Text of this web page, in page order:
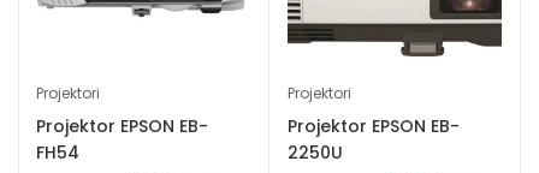
Projektori
Projektor EPSON EB-
FH54
Projektori
Projektor EPSON EB-
2250U